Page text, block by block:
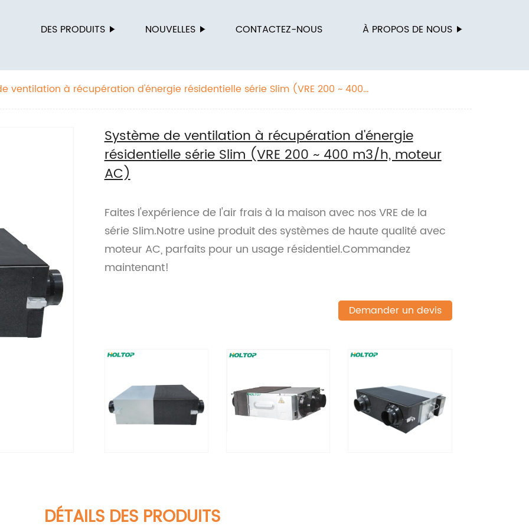
DES PRODUITS NOUVELLES CONTACTEZ-NOUS À PROPOS DE NOUS
ventilation à récupération d'énergie résidentielle série Slim (VRE 200 ~ 400
Système de ventilation à récupération d'énergie
résidentielle série Slim (VRE 200 ~ 400 m3/h, moteur
AC)
Faites l'expérience de l'air frais à la maison avec nos VRE de la
série Slim.Notre usine produit des systèmes de haute qualité avec
moteur AC, parfaits pour un usage résidentiel.Commandez
maintenant!
Demander un devis
DÉTAILS DES PRODUITS